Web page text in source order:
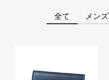
全て メンズ
馬具
おすすめギフト
キーフォブ
サッチェル